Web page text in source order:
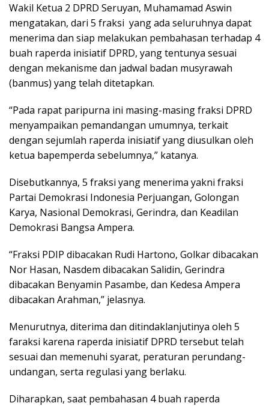
Wakil Ketua 2 DPRD Seruyan, Muhamamad Aswin
mengatakan, dari 5 fraksi yang ada seluruhnya dapat
menerima dan siap melakukan pembahasan terhadap 4
buah raperda inisiatif DPRD, yang tentunya sesuai
dengan mekanisme dan jadwal badan musyrawah
(banmus) yang telah ditetapkan.
“Pada rapat paripurna ini masing-masing fraksi DPRD
menyampaikan pemandangan umumnya, terkait
dengan sejumlah raperda inisiatif yang diusulkan oleh
ketua bapemperda sebelumnya,” katanya.
Disebutkannya, 5 fraksi yang menerima yakni fraksi
Partai Demokrasi Indonesia Perjuangan, Golongan
Karya, Nasional Demokrasi, Gerindra, dan Keadilan
Demokrasi Bangsa Ampera.
“Fraksi PDIP dibacakan Rudi Hartono, Golkar dibacakan
Nor Hasan, Nasdem dibacakan Salidin, Gerindra
dibacakan Benyamin Pasambe, dan Kedesa Ampera
dibacakan Arahman,” jelasnya.
Menurutnya, diterima dan ditindaklanjutinya oleh 5
faraksi karena raperda inisiatif DPRD tersebut telah
sesuai dan memenuhi syarat, peraturan perundang-
undangan, serta regulasi yang berlaku.
Diharapkan, saat pembahasan 4 buah raperda